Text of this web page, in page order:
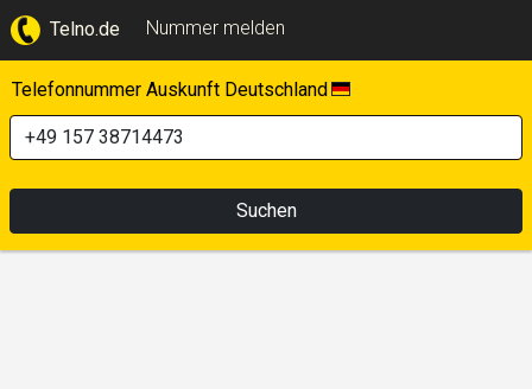
Telno.de Nummer melden
Telefonnummer Auskunft Deutschland
Suchen